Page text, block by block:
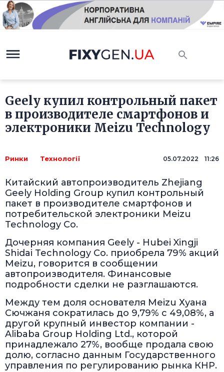
Geely купил контрольный пакет
в производителе смартфонов и
электроники Meizu Technology
Ринки Технології 05.07.2022 11:26
Китайский автопроизводитель Zhejiang
Geely Holding Group купил контрольный
пакет в производителе смартфонов и
потребительской электроники Meizu
Technology Co.
Дочерняя компания Geely - Hubei Xingji
Shidai Technology Co. приобрела 79% акций
Meizu, говорится в сообщении
автопроизводителя. Финансовые
подробности сделки не разглашаются.
Между тем доля основателя Meizu Хуана
Сючжаня сократилась до 9,79% с 49,08%, а
другой крупный инвестор компании -
Alibaba Group Holding Ltd., которой
принадлежало 27%, вообще продала свою
долю, согласно данным Государственного
управления по регулированию рынка КНР.